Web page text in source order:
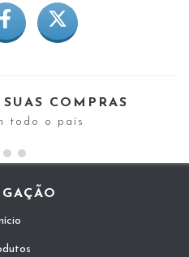
COMPRAS
todo o país